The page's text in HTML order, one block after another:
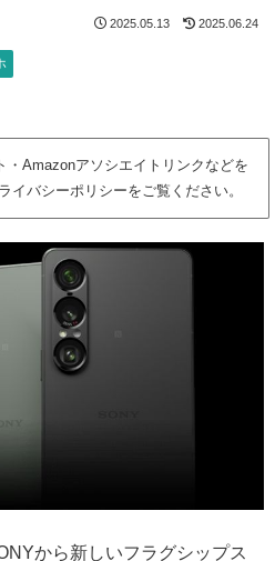
2025.05.13 2025.06.24
・Amazonアソシエイトリンクなどを
イバシーポリシーをご覧ください。
から新しいフラグシップス